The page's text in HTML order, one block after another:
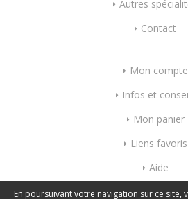
Autres
Contact
Mon compte
Infos et
Mon panier
Liens favoris
Aide
Index mots-
En poursuivant votre navigation sur ce site,